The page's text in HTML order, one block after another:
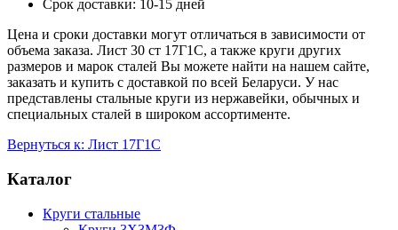
Срок доставки: 10-15 дней
Цена и сроки доставки могут отличаться в зависимости от
объема заказа. Лист 30 ст 17Г1С, а также круги других
размеров и марок сталей Вы можете найти на нашем сайте,
заказать и купить с доставкой по всей Беларуси. У нас
представлены стальные круги из нержавейки, обычных и
специальных сталей в широком ассортименте.
Вернуться к: Лист 17Г1С
Каталог
Круги стальные